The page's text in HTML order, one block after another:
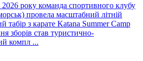
року команда спортивного клубу
провела масштабний літній
табір з карате Katana Summer Camp
зборів став туристично-
компл ...